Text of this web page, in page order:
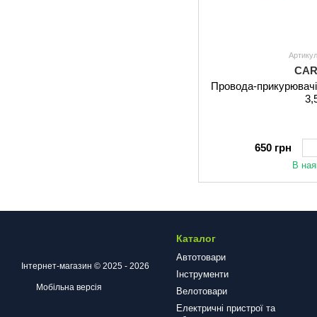
Провода-
650 грн
В
Інтернет-магазин © 2025 - 2026
Мобільна версія
Каталог
Автотовари
Інструменти
Велотовари
Електричні пристрої та